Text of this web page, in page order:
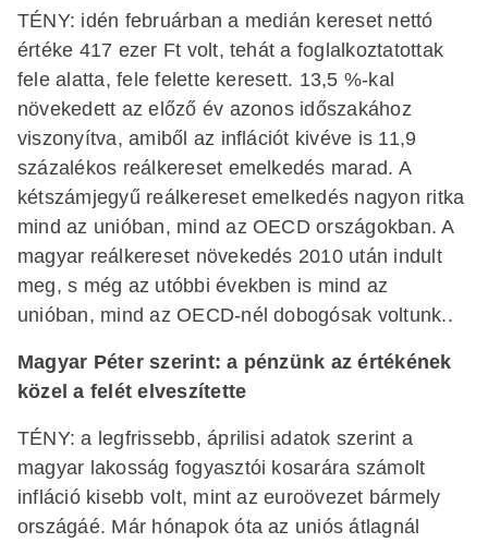
TÉNY: idén februárban a medián kereset nettó
értéke 417 ezer Ft volt, tehát a foglalkoztatottak
fele alatta, fele felette keresett. 13,5 %-kal
növekedett az előző év azonos időszakához
viszonyítva, amiből az inflációt kivéve is 11,9
százalékos reálkereset emelkedés marad. A
kétszámjegyű reálkereset emelkedés nagyon ritka
mind az unióban, mind az OECD országokban. A
magyar reálkereset növekedés 2010 után indult
meg, s még az utóbbi években is mind az
unióban, mind az OECD-nél dobogósak voltunk..
Magyar Péter szerint: a pénzünk az értékének
közel a felét elveszítette
TÉNY: a legfrissebb, áprilisi adatok szerint a
magyar lakosság fogyasztói kosarára számolt
infláció kisebb volt, mint az euroövezet bármely
országáé. Már hónapok óta az uniós átlagnál